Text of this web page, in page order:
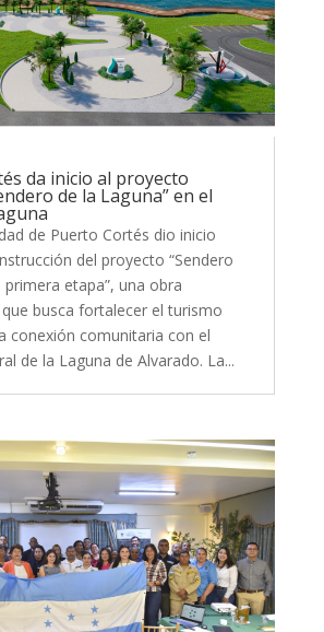
da inicio al proyecto
de la Laguna” en el
de Puerto Cortés dio inicio
del proyecto “Sendero
primera etapa”, una obra
busca fortalecer el turismo
conexión comunitaria con el
de la Laguna de Alvarado. La...